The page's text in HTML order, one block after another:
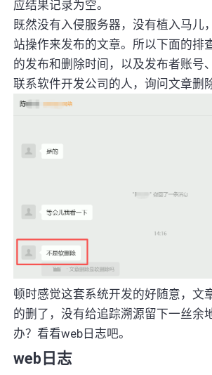
应结果记录为空。
既然没有入侵服务器，没有植入马儿
站操作来发布的文章。所以下面的排
的发布和删除时间，以及发布者账号
联系软件开发公司的人，询问文章删
顿时感觉这套系统开发的好随意，文
的删了，没有给追踪溯源留下一丝余
办？看看web日志吧。
web日志